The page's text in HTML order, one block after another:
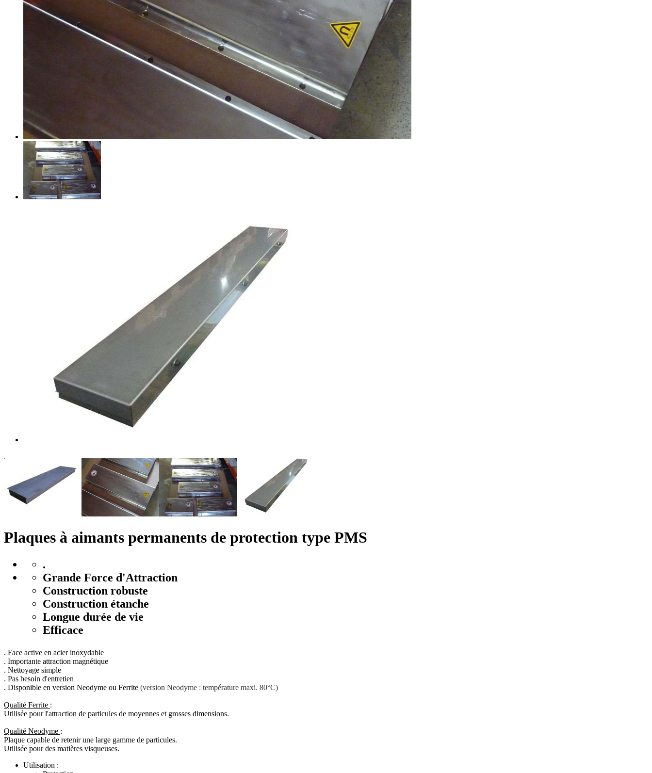
Plaques à aimants permanents de protection type PMS
.
Grande Force d'Attraction
Construction robuste
Construction étanche
Longue durée de vie
Efficace
. Face active en acier inoxydable
. Importante attraction magnétique
. Nettoyage simple
. Pas besoin d'entretien
. Disponible en version Neodyme ou Ferrite (version Neodyme : température maxi. 80°C)
Qualité Ferrite :
Utilisée pour l'attraction de particules de moyennes et grosses dimensions.
Qualité Neodyme :
Plaque capable de retenir une large gamme de particules.
Utilisée pour des matières visqueuses.
Utilisation :